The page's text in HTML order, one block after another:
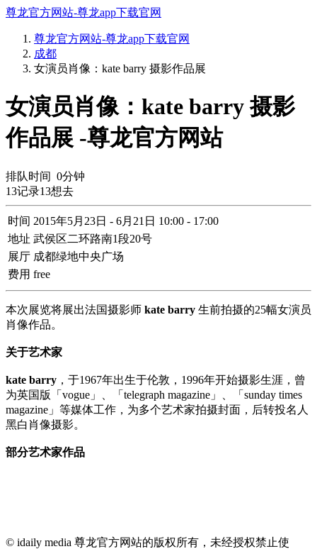
尊龙官方网站-尊龙app下载官网
尊龙官方网站-尊龙app下载官网
成都
女演员肖像：kate barry 摄影作品展
女演员肖像：kate barry 摄影
作品展 -尊龙官方网站
排队时间 0分钟
13记录13想去
时间 2015年5月23日 - 6月21日 10:00 - 17:00
地址 武侯区二环路南1段20号
展厅 成都绿地中央广场
费用 free
本次展览将展出法国摄影师 kate barry 生前拍摄的25幅女演员
肖像作品。
关于艺术家
kate barry ，于1967年出生于伦敦，1996年开始摄影生涯，曾
为英国版「vogue」、「telegraph magazine」、「sunday times
magazine」等媒体工作，为多个艺术家拍摄封面，后转投名人
黑白肖像摄影。
部分艺术家作品
© idaily media 尊龙官方网站的版权所有，未经授权禁止使